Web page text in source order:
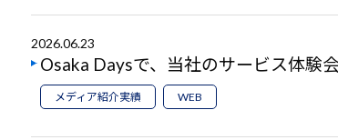
2026.06.23
Osaka Daysで、当社のサービス体験
メディア紹介実績 WEB